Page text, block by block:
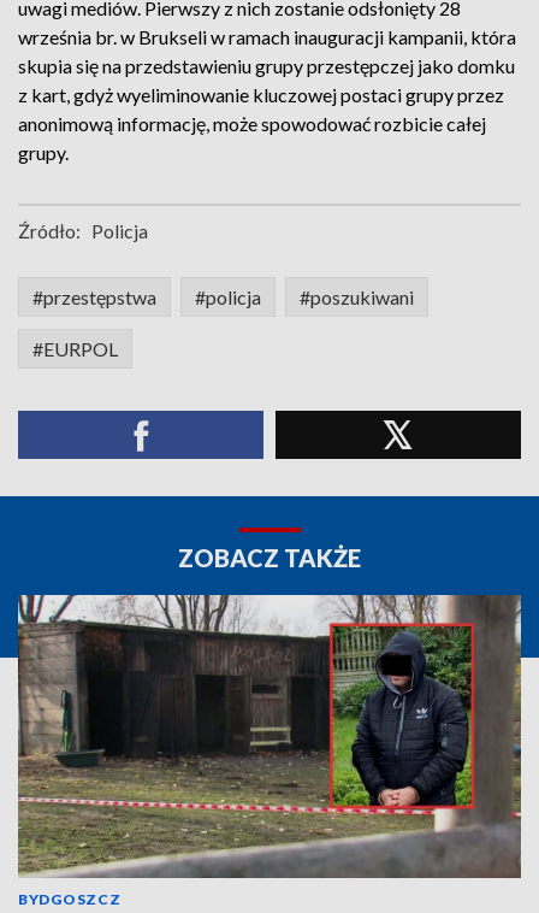
uwagi mediów. Pierwszy z nich zostanie odsłonięty 28
września br. w Brukseli w ramach inauguracji kampanii, która
skupia się na przedstawieniu grupy przestępczej jako domku
z kart, gdyż wyeliminowanie kluczowej postaci grupy przez
anonimową informację, może spowodować rozbicie całej
grupy.
Źródło: Policja
#przestępstwa #policja #poszukiwani
#EURPOL
ZOBACZ TAKŻE
BYDGOSZCZ